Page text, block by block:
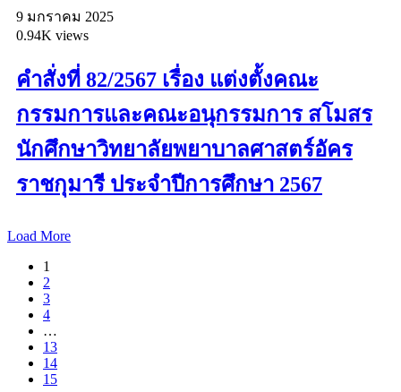
9 มกราคม 2025
0.94K views
คำสั่งที่ 82/2567 เรื่อง แต่งตั้งคณะ
กรรมการและคณะอนุกรรมการ สโมสร
นักศึกษาวิทยาลัยพยาบาลศาสตร์อัคร
ราชกุมารี ประจำปีการศึกษา 2567
Load More
1
2
3
4
…
13
14
15